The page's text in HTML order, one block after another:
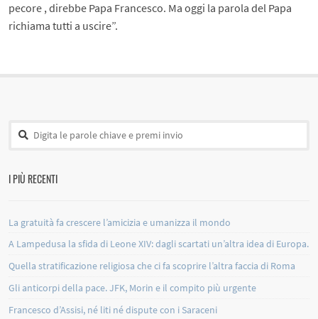
pecore , direbbe Papa Francesco. Ma oggi la parola del Papa
richiama tutti a uscire”.
I PIÙ RECENTI
La gratuità fa crescere l’amicizia e umanizza il mondo
A Lampedusa la sfida di Leone XIV: dagli scartati un’altra idea di Europa.
Quella stratificazione religiosa che ci fa scoprire l’altra faccia di Roma
Gli anticorpi della pace. JFK, Morin e il compito più urgente
Francesco d’Assisi, né liti né dispute con i Saraceni